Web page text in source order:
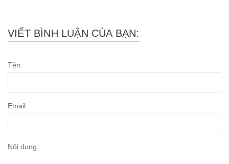
VIẾT BÌNH LUẬN CỦA BẠN:
Tên:
Email:
Nội dung: